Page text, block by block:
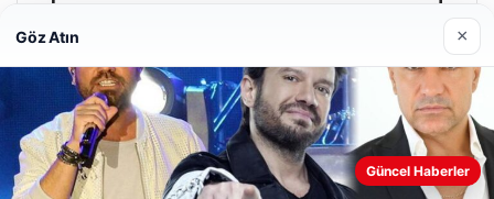
Enes Kaplan Avukatlık Bürosu
04/28/2026
Web sitemizi nasıl kullandığınızı daha iyi anlayabilmek,
deneyiminizi kişiselleştirmek ve geliştirmek amacıyla çerezler
Göz Atın ×
Güncel Haberler